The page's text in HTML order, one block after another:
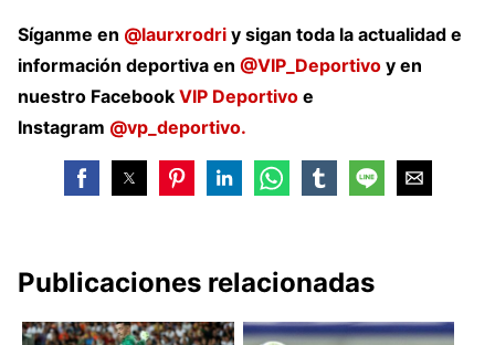
Síganme en @laurxrodri y sigan toda la actualidad e
información deportiva en @VIP_Deportivo y en
nuestro Facebook VIP Deportivo e
Instagram @vp_deportivo.
Publicaciones relacionadas